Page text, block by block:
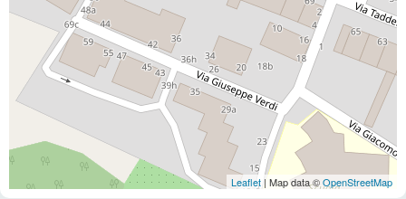
Leaflet | Map data ©OpenStreetMap